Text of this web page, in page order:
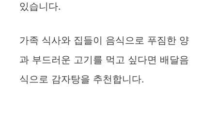
있습니다.
가족 식사와 집들이 음식으로 푸짐한 양
과 부드러운 고기를 먹고 싶다면 배달음
식으로 감자탕을 추천합니다.